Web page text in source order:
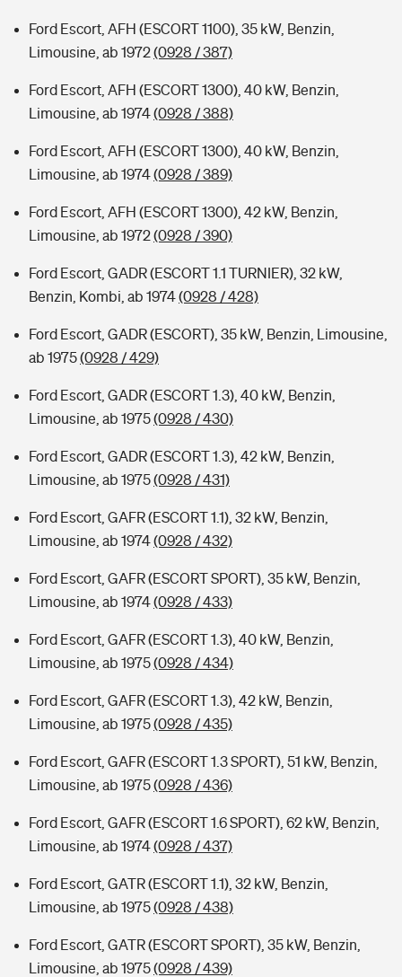
Ford Escort, AFH (ESCORT 1100), 35 kW, Benzin,
Limousine, ab 1972(0928 / 387)
Ford Escort, AFH (ESCORT 1300), 40 kW, Benzin,
Limousine, ab 1974(0928 / 388)
Ford Escort, AFH (ESCORT 1300), 40 kW, Benzin,
Limousine, ab 1974(0928 / 389)
Ford Escort, AFH (ESCORT 1300), 42 kW, Benzin,
Limousine, ab 1972(0928 / 390)
Ford Escort, GADR (ESCORT 1.1 TURNIER), 32 kW,
Benzin, Kombi, ab 1974(0928 / 428)
Ford Escort, GADR (ESCORT), 35 kW, Benzin, Limousine,
ab 1975(0928 / 429)
Ford Escort, GADR (ESCORT 1.3), 40 kW, Benzin,
Limousine, ab 1975(0928 / 430)
Ford Escort, GADR (ESCORT 1.3), 42 kW, Benzin,
Limousine, ab 1975(0928 / 431)
Ford Escort, GAFR (ESCORT 1.1), 32 kW, Benzin,
Limousine, ab 1974(0928 / 432)
Ford Escort, GAFR (ESCORT SPORT), 35 kW, Benzin,
Limousine, ab 1974(0928 / 433)
Ford Escort, GAFR (ESCORT 1.3), 40 kW, Benzin,
Limousine, ab 1975(0928 / 434)
Ford Escort, GAFR (ESCORT 1.3), 42 kW, Benzin,
Limousine, ab 1975(0928 / 435)
Ford Escort, GAFR (ESCORT 1.3 SPORT), 51 kW, Benzin,
Limousine, ab 1975(0928 / 436)
Ford Escort, GAFR (ESCORT 1.6 SPORT), 62 kW, Benzin,
Limousine, ab 1974(0928 / 437)
Ford Escort, GATR (ESCORT 1.1), 32 kW, Benzin,
Limousine, ab 1975(0928 / 438)
Ford Escort, GATR (ESCORT SPORT), 35 kW, Benzin,
Limousine, ab 1975(0928 / 439)